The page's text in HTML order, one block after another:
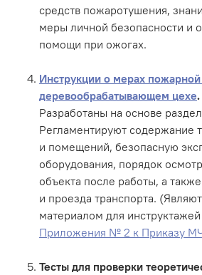
средств пожаротушения,
меры личной безопасности и
помощи при ожогах.
Инструкции о мерах
деревообрабатывающем цехе.
Разработаны на основе
Регламентируют содержание
и помещений, безопасную
оборудования, порядок
объекта после работы, а
и проезда транспорта.
материалом для инструктажей
Приложения № 2 к Приказу
Тесты для проверки